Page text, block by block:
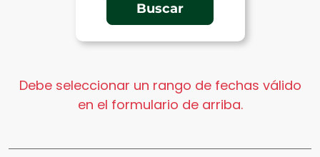
Debe seleccionar un rango de fechas válido
en el formulario de arriba.